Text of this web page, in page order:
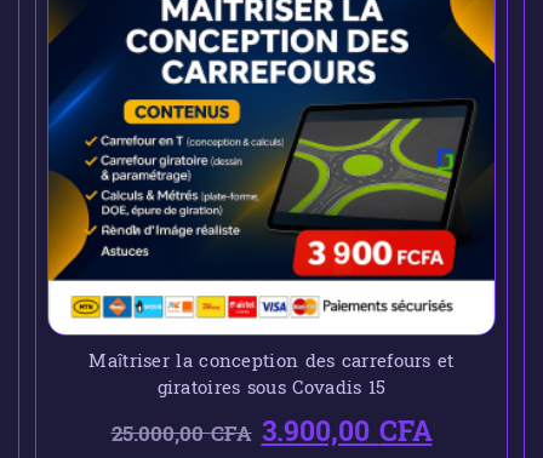
Maîtriser la conception des carrefours et
giratoires sous Covadis 15
25.000,00CFA 3.900,00CFA